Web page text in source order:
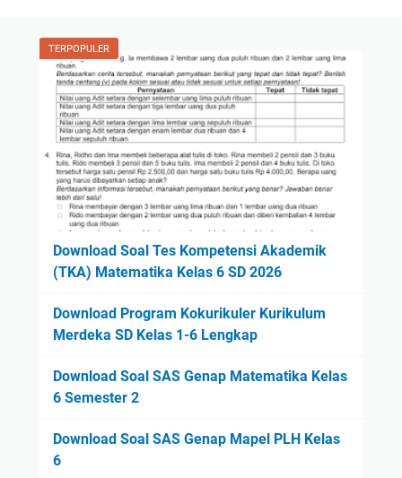
TERPOPULER
Download Soal Tes Kompetensi Akademik
(TKA) Matematika Kelas 6 SD 2026
Download Program Kokurikuler Kurikulum
Merdeka SD Kelas 1-6 Lengkap
Download Soal SAS Genap Matematika Kelas
6 Semester 2
Download Soal SAS Genap Mapel PLH Kelas
6